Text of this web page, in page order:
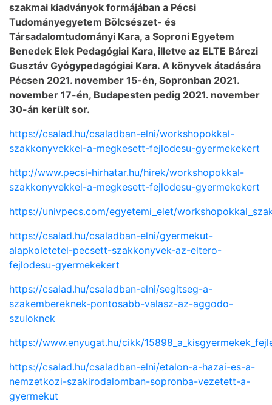
szakmai kiadványok formájában a Pécsi
Tudományegyetem Bölcsészet- és
Társadalomtudományi Kara, a Soproni Egyetem
Benedek Elek Pedagógiai Kara, illetve az ELTE Bárczi
Gusztáv Gyógypedagógiai Kara. A könyvek átadására
Pécsen 2021. november 15-én, Sopronban 2021.
november 17-én, Budapesten pedig 2021. november
30-án került sor.
https://csalad.hu/csaladban-elni/workshopokkal-
szakkonyvekkel-a-megkesett-fejlodesu-gyermekekert
http://www.pecsi-hirhatar.hu/hirek/workshopokkal-
szakkonyvekkel-a-megkesett-fejlodesu-gyermekekert
https://univpecs.com/egyetemi_elet/
https://csalad.hu/csaladban-elni/gyermekut-
alapkoletetel-pecsett-szakkonyvek-az-eltero-
fejlodesu-gyermekekert
https://csalad.hu/csaladban-elni/segitseg-a-
szakembereknek-pontosabb-valasz-az-aggodo-
szuloknek
https://www.enyugat.hu/cikk/
https://csalad.hu/csaladban-elni/etalon-a-hazai-es-a-
nemzetkozi-szakirodalomban-sopronba-vezetett-a-
gyermekut